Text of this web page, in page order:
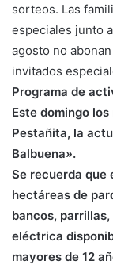
sorteos. Las
especiales junto
agosto no
invitados
Programa de
Este domingo
Pestañita, la
Balbuena».
Se recuerda que
hectáreas de
bancos,
eléctrica
mayores de 12